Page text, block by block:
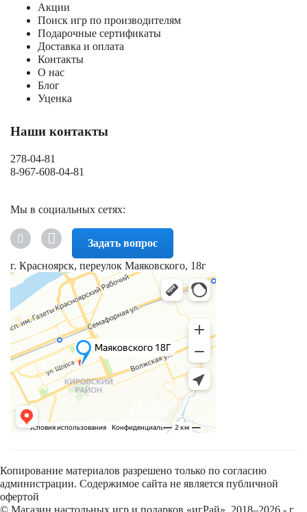
Акции
Поиск игр по производителям
Подарочные сертификаты
Доставка и оплата
Контакты
О нас
Блог
Уценка
Наши контакты
278-04-81
8-967-608-04-81
Мы в социальных сетях:
Задать вопрос
г. Красноярск, переулок Маяковского, 18г
Копирование материалов разрешено только по согласию
администрации. Содержимое сайта не является публичной
офертой
© Магазин настольных игр и подарков «игРай», 2018–2026 - г.